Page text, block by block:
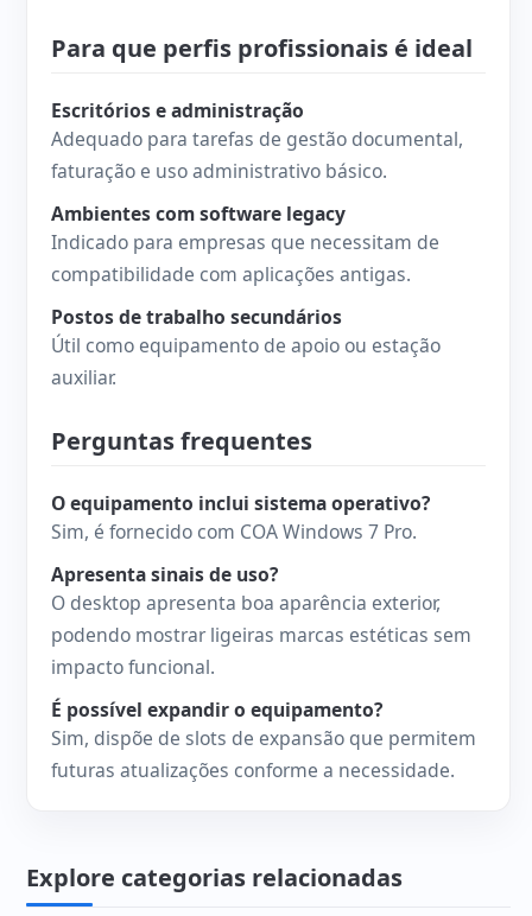
Para que perfis profissionais é ideal
Escritórios e administração
Adequado para tarefas de gestão documental,
faturação e uso administrativo básico.
Ambientes com software legacy
Indicado para empresas que necessitam de
compatibilidade com aplicações antigas.
Postos de trabalho secundários
Útil como equipamento de apoio ou estação
auxiliar.
Perguntas frequentes
O equipamento inclui sistema operativo?
Sim, é fornecido com COA Windows 7 Pro.
Apresenta sinais de uso?
O desktop apresenta boa aparência exterior,
podendo mostrar ligeiras marcas estéticas sem
impacto funcional.
É possível expandir o equipamento?
Sim, dispõe de slots de expansão que permitem
futuras atualizações conforme a necessidade.
Explore categorias relacionadas